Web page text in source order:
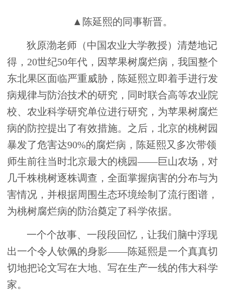
▲陈延熙的同事靳晋。
狄原渤老师（中国农业大学教授）清楚地记
得，20世纪50年代，因苹果树腐烂病，我国整个
东北果区面临严重威胁，陈延熙立即着手进行发
病规律与防治技术的研究，同时联合高等农业院
校、农业科学研究单位进行研究，为苹果树腐烂
病的防控提出了有效措施。之后，北京的桃树园
暴发了危害达90%的腐烂病，陈延熙又多次带领
师生前往当时北京最大的桃园——巨山农场，对
几千株桃树逐株调查，全面掌握病害的分布与为
害情况，并根据周围生态环境绘制了流行图谱，
为桃树腐烂病的防治奠定了科学依据。
一个个故事、一段段回忆，让我们脑中浮现
出一个令人钦佩的身影——陈延熙是一个真真切
切地把论文写在大地、写在生产一线的伟大科学
家。